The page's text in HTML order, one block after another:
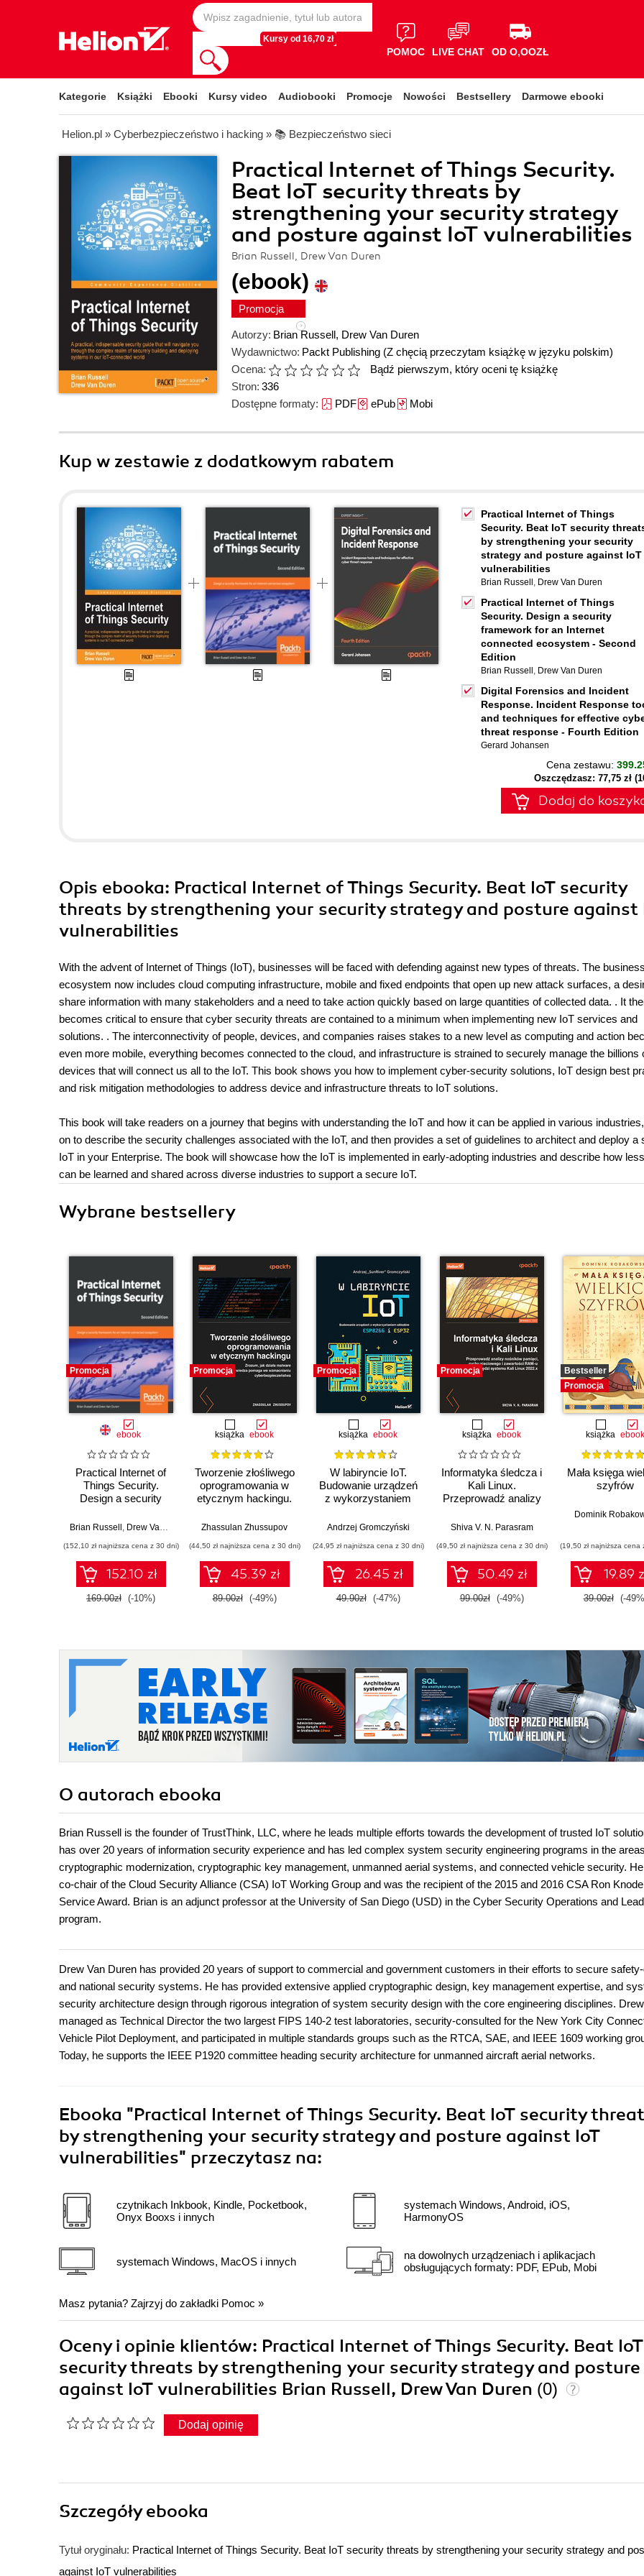
Kursy od 16,70 zł
POMOC LIVE CHAT OD O,OOZŁ
Kategorie Książki Ebooki Kursy video Audiobooki Promocje Nowości Bestsellery Darmowe ebooki
Helion.pl » Cyberbezpieczeństwo i hacking » 📚 Bezpieczeństwo sieci
Practical Internet of Things Security.
Beat IoT security threats by
strengthening your security strategy
and posture against IoT vulnerabilities
Brian Russell, Drew Van Duren
(ebook)
Promocja
Autorzy: Brian Russell, Drew Van Duren
Wydawnictwo: Packt Publishing (Z chęcią przeczytam książkę w języku polskim)
Ocena:
Bądź pierwszym, który oceni tę książkę
Stron: 336
Dostępne formaty: PDFePubMobi
Kup w zestawie z dodatkowym rabatem
Practical Internet of Things
Security. Beat IoT security
by strengthening your security
strategy and posture against IoT
vulnerabilities
Brian Russell , Drew Van Duren
Practical Internet of Things
Security. Design a security
framework for an Internet
connected ecosystem - Second
Edition
Brian Russell , Drew Van Duren
Digital Forensics and Incident
Response. Incident Response
and techniques for effective
threat response - Fourth Edition
Gerard Johansen
Cena zestawu:
Oszczędzasz: 77,75 zł
Dodaj do
Opis ebooka: Practical Internet of Things Security. Beat IoT security
threats by strengthening your security strategy and posture against
vulnerabilities
With the advent of Internet of Things (IoT), businesses will be faced with defending against new types of threats. The business
ecosystem now includes cloud computing infrastructure, mobile and fixed endpoints that open up new attack surfaces, a
share information with many stakeholders and a need to take action quickly based on large quantities of collected data. . It
becomes critical to ensure that cyber security threats are contained to a minimum when implementing new IoT services and
solutions. . The interconnectivity of people, devices, and companies raises stakes to a new level as computing and action
even more mobile, everything becomes connected to the cloud, and infrastructure is strained to securely manage the billions
devices that will connect us all to the IoT. This book shows you how to implement cyber-security solutions, IoT design best
and risk mitigation methodologies to address device and infrastructure threats to IoT solutions.
This book will take readers on a journey that begins with understanding the IoT and how it can be applied in various
on to describe the security challenges associated with the IoT, and then provides a set of guidelines to architect and deploy a
IoT in your Enterprise. The book will showcase how the IoT is implemented in early-adopting industries and describe how
can be learned and shared across diverse industries to support a secure IoT.
Wybrane bestsellery
Promocja
ebook
Practical Internet of
Things Security.
Design a security
Internet connected
Edition
Brian Russell , Drew Van Duren
(152,10 zł najniższa cena z 30 dni)
152.10 zł
169.00zł (-10%)
Promocja
książka ebook
Tworzenie złośliwego
oprogramowania w
etycznym hackingu.
malware i jak ta
wzmacnianiu
cyberbezpieczeństwa
Zhassulan Zhussupov
(44,50 zł najniższa cena z 30 dni)
45.39 zł
89.00zł (-49%)
Promocja
książka ebook
W labiryncie IoT.
Budowanie urządzeń
z wykorzystaniem
ESP32
Andrzej Gromczyński
(24,95 zł najniższa cena z 30 dni)
26.45 zł
49.90zł (-47%)
Promocja
książka ebook
Informatyka śledcza i
Kali Linux.
Przeprowadź analizy
ruchu sieciowego i
pomocą narzędzi
systemu Kali Linux
2022.x. Wydanie III
Shiva V. N. Parasram
(49,50 zł najniższa cena z 30 dni)
50.49 zł
99.00zł (-49%)
Bestseller
Promocja
książka ebook
Mała księga
szyfrów
Dominik
(19,50 zł najniższa cena
19.89
39.00zł (-
O autorach ebooka
Brian Russell is the founder of TrustThink, LLC, where he leads multiple efforts towards the development of trusted IoT
has over 20 years of information security experience and has led complex system security engineering programs in the
cryptographic modernization, cryptographic key management, unmanned aerial systems, and connected vehicle security.
co-chair of the Cloud Security Alliance (CSA) IoT Working Group and was the recipient of the 2015 and 2016 CSA Ron Knode
Service Award. Brian is an adjunct professor at the University of San Diego (USD) in the Cyber Security Operations and
program.
Drew Van Duren has provided 20 years of support to commercial and government customers in their efforts to secure
and national security systems. He has provided extensive applied cryptographic design, key management expertise, and
security architecture design through rigorous integration of system security design with the core engineering disciplines.
managed as Technical Director the two largest FIPS 140-2 test laboratories, security-consulted for the New York City
Vehicle Pilot Deployment, and participated in multiple standards groups such as the RTCA, SAE, and IEEE 1609 working
Today, he supports the IEEE P1920 committee heading security architecture for unmanned aircraft aerial networks.
Ebooka "Practical Internet of Things Security. Beat IoT security
by strengthening your security strategy and posture against IoT
vulnerabilities" przeczytasz na:
czytnikach Inkbook, Kindle, Pocketbook,
Onyx Booxs i innych
systemach Windows, MacOS i innych
systemach Windows, Android, iOS,
HarmonyOS
na dowolnych urządzeniach i aplikacjach
obsługujących formaty: PDF, EPub, Mobi
Masz pytania? Zajrzyj do zakładki Pomoc »
Oceny i opinie klientów: Practical Internet of Things Security. Beat IoT
security threats by strengthening your security strategy and posture
against IoT vulnerabilities Brian Russell, Drew Van Duren (0)
Dodaj opinię
Szczegółyebooka
Tytuł oryginału: Practical Internet of Things Security. Beat IoT security threats by strengthening your security strategy and
against IoT vulnerabilities